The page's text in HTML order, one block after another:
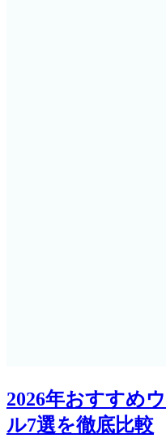
2026年おすすめ
ル7選を徹底比較